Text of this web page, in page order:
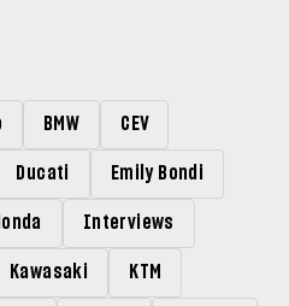
BMW CEV
Ducati Emily Bondi
Interviews
Kawasaki KTM